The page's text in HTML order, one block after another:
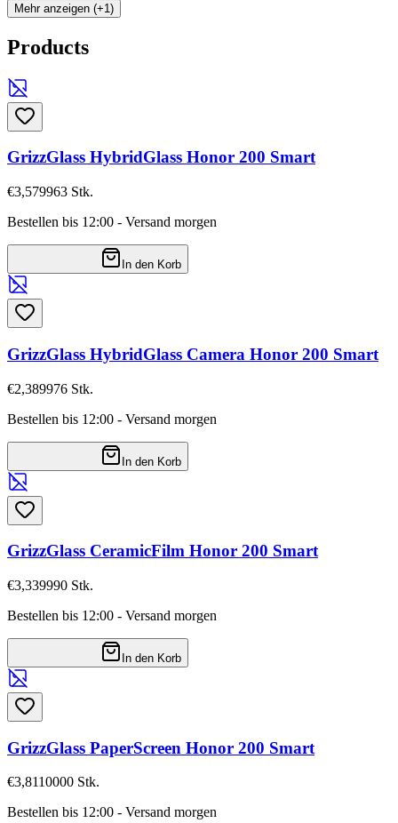
Mehr anzeigen (+1)
Products
GrizzGlass HybridGlass Honor 200 Smart
€3,579963 Stk.
Bestellen bis 12:00 - Versand morgen
In den Korb
GrizzGlass HybridGlass Camera Honor 200 Smart
€2,389976 Stk.
Bestellen bis 12:00 - Versand morgen
In den Korb
GrizzGlass CeramicFilm Honor 200 Smart
€3,339990 Stk.
Bestellen bis 12:00 - Versand morgen
In den Korb
GrizzGlass PaperScreen Honor 200 Smart
€3,8110000 Stk.
Bestellen bis 12:00 - Versand morgen